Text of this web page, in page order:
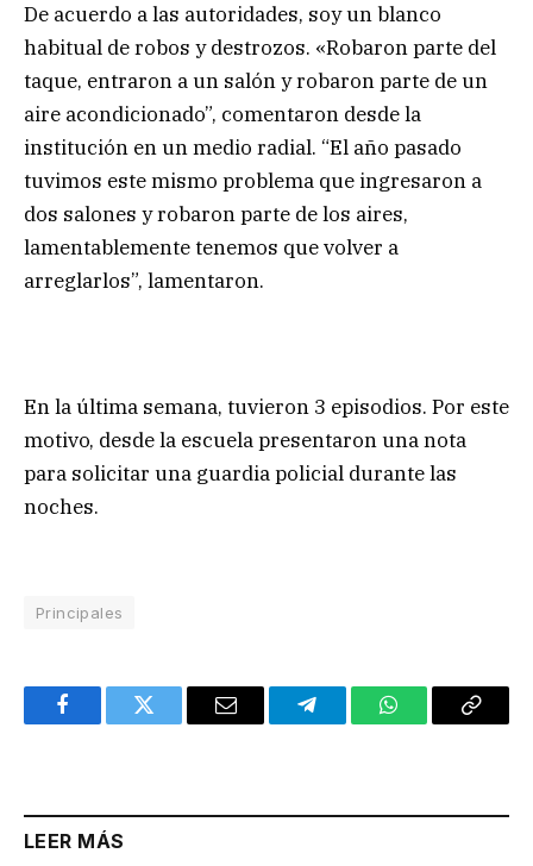
De acuerdo a las autoridades, soy un blanco
habitual de robos y destrozos. «Robaron parte del
taque, entraron a un salón y robaron parte de un
aire acondicionado”, comentaron desde la
institución en un medio radial. “El año pasado
tuvimos este mismo problema que ingresaron a
dos salones y robaron parte de los aires,
lamentablemente tenemos que volver a
arreglarlos”, lamentaron.
En la última semana, tuvieron 3 episodios. Por este
motivo, desde la escuela presentaron una nota
para solicitar una guardia policial durante las
noches.
Principales
FacebookTwitter Email TelegramWhatsAppCopy
LEER MÁS